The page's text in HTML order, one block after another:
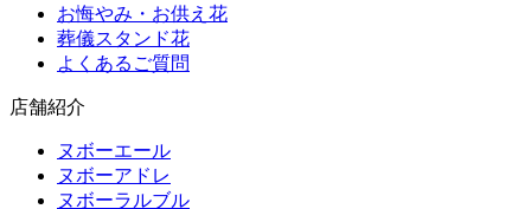
お悔やみ・お供え花
葬儀スタンド花
よくあるご質問
店舗紹介
ヌボーエール
ヌボーアドレ
ヌボーラルブル